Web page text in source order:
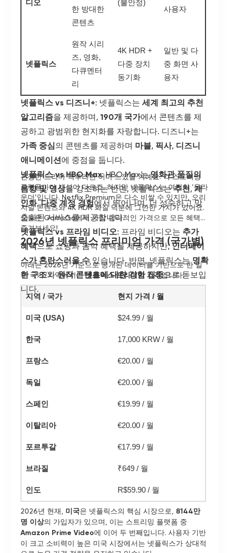
디오
한 방대한
콘텐츠
(불안정)
사용자
넷플릭스
원작 시리
즈, 영화,
다큐멘터
리
4K HDR +
다중 장치
동기화
일반 및 다
중 화면 사
용자
넷플릭스 vs 디즈니+: 넷플릭스는 세계 최고의 추천
알고리즘을 제공하며, 190개 국가에서 콘텐츠를 제
공하고 광범위한 현지화를 자랑합니다. 디즈니+는
가족 중심의 콘텐츠를 제공하며 마블, 픽사, 디즈니
애니메이션에 중점을 둡니다.
넷플릭스 vs HBO Max: HBO Max는영화관 품질의
음향 및 영상을 강조하는 반면, 넷플릭스는추천,개
인화,다중 계정 경험에서 뛰어나며, 더 성숙하고 맞
춤화된 서비스를 제공합니다.
넷플릭스 vs 프라임 비디오: 프라임 비디오는 추가
혜택으로 쇼핑과 음악 혜택을 제공하지만,인터페이
스가 혼란스러울 수있습니다. 반면, 넷플릭스는명확
한 구조와원작 콘텐츠에 대한 강한 집중으로 돋보입
니다.
진정한 드라마 덕후라면 이미 느꼈을 거예요. 각 스트리밍
플랫폼마다 개성이 다르죠. 하지만 넷플릭스는 여전히 ‘올라
운더’입니다. Netflix Premium은 다소 비쌀 수 있지만, 오리
지널 콘텐츠와 4K HDR 화질 덕분에 그만한 가치가 있어요.
오늘은 GamsGo에서 가장 합리적인 가격으로 모든 혜택을
즐겨보세요!
2026년 넷플릭스 프리미엄 가격 (국가별)
아래는 2026년 기준으로 공개된 데이터를 기반으로 한 일
부 국가/지역에서의넷플릭스 프리미엄 가격입니다:
지역 / 국가 현지 가격 / 월
미국 (USA) $24.99 / 월
한국 17,000 KRW / 월
프랑스 €20.00 / 월
독일 €20.00 / 월
스페인 €19.99 / 월
이탈리아 €20.00 / 월
포르투갈 €17.99 / 월
브라질 ₹649 / 월
인도 R$59.90 / 월
2026년 현재, 미국은 넷플릭스의 핵심 시장으로, 8144만
명 이상의 가입자가 있으며, 이는 스트리밍 플랫폼 중
Amazon Prime Video에 이어 두 번째입니다. 사용자 기반
이 크고 소비력이 높은 미국 시장에서는 넷플릭스가 상대적